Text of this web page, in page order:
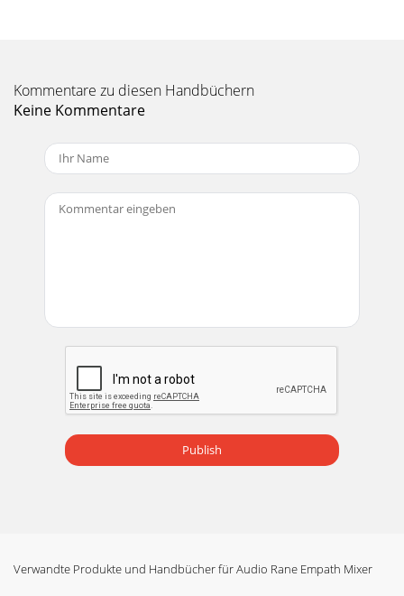
Kommentare zu diesen Handbüchern
Keine Kommentare
Publish
Verwandte Produkte und Handbücher für Audio Rane Empath Mixer